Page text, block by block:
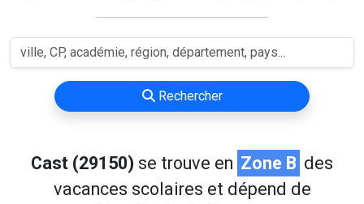
Rechercher
Cast (29150) se trouve en Zone B des
vacances scolaires et dépend de